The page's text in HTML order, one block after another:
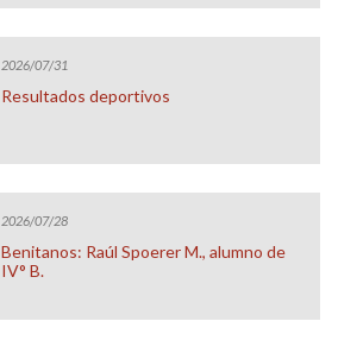
2026/07/31
Resultados deportivos
2026/07/28
Benitanos: Raúl Spoerer M., alumno de
IV° B.